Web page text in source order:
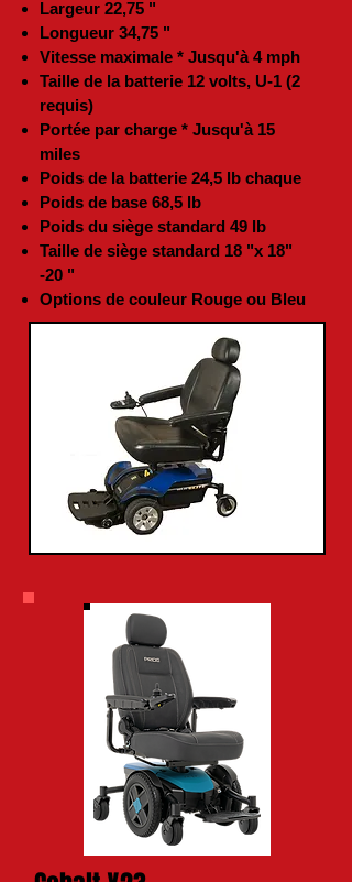
Largeur 22,75 "
Longueur 34,75 "
Vitesse maximale * Jusqu'à 4 mph
Taille de la batterie 12 volts, U-1 (2
requis)
Portée par charge * Jusqu'à 15
miles
Poids de la batterie 24,5 lb chaque
Poids de base 68,5 lb
Poids du siège standard 49 lb
Taille de siège standard 18 "x 18"
-20 "
Options de couleur Rouge ou Bleu